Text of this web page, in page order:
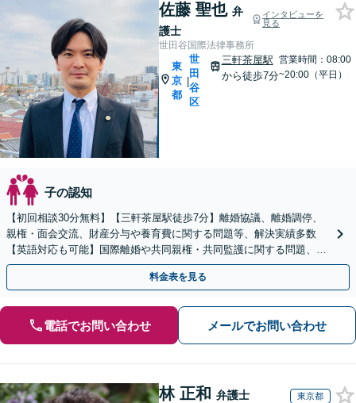
佐藤 聖也 弁
護士
インタビューを
見る
世田谷国際法律事務所
東
京
都
|
世
田
谷
区
三軒茶屋駅
から徒歩7分
営業時間：08:00
~20:00（平日）
子の認知
【初回相談30分無料】【三軒茶屋駅徒歩7分】離婚協議、離婚調停、
親権・面会交流、財産分与や養育費に関する問題等、解決実績多数
【英語対応も可能】国際離婚や共同親権・共同監護に関する問題、ハ
ーグ条約案件も対応可能です
料金表を見る
電話でお問い合わせ メールでお問い合わせ
林 正和 弁護士 東京都